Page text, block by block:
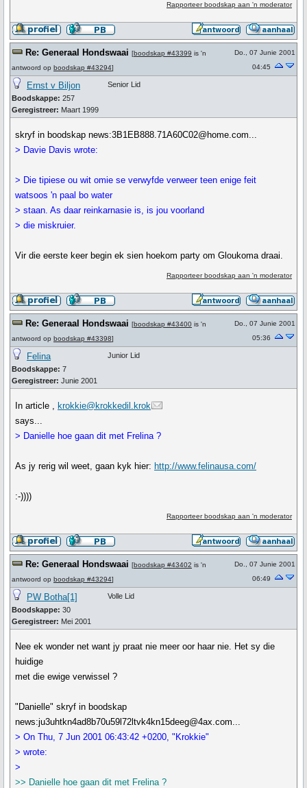
Rapporteer boodskap aan 'n moderator
Re: Generaal Hondswaai [boodskap #43399 is 'n
antwoord op boodskap #43294]
Do., 07 Junie 2001
04:45
Ernst v Biljon
Boodskappe: 257
Geregistreer: Maart 1999
Senior Lid
skryf in boodskap news:3B1EB888.71A60C02@home.com...
> Davie Davis wrote:
> Die tipiese ou wit omie se verwyfde verweer teen enige feit
watsoos 'n paal bo water
> staan. As daar reinkarnasie is, is jou voorland
> die miskruier.
Vir die eerste keer begin ek sien hoekom party om Gloukoma draai.
Rapporteer boodskap aan 'n moderator
Re: Generaal Hondswaai [boodskap #43400 is 'n
antwoord op boodskap #43398]
Do., 07 Junie 2001
05:36
Felina
Boodskappe: 7
Geregistreer: Junie 2001
Junior Lid
In article , krokkie@krokkedil.krok
says...
> Danielle hoe gaan dit met Frelina ?
As jy rerig wil weet, gaan kyk hier: http://www.felinausa.com/
:-))))
Rapporteer boodskap aan 'n moderator
Re: Generaal Hondswaai [boodskap #43402 is 'n
antwoord op boodskap #43294]
Do., 07 Junie 2001
06:49
PW Botha[1]
Boodskappe: 30
Geregistreer: Mei 2001
Volle Lid
Nee ek wonder net want jy praat nie meer oor haar nie. Het sy die
huidige
met die ewige verwissel ?
"Danielle" skryf in boodskap
news:ju3uhtkn4ad8b70u59l72ltvk4kn15deeg@4ax.com...
> On Thu, 7 Jun 2001 06:43:42 +0200, "Krokkie"
> wrote:
>
>> Danielle hoe gaan dit met Frelina ?